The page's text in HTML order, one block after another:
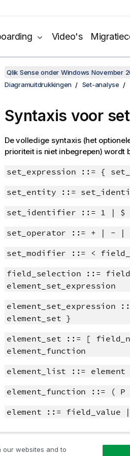
Video's
Qlik Sense onder Windows November
Diagramuitdrukkingen
Set-analyse
Syntaxis voor
De volledige syntaxis (het
prioriteit is niet inbegrepen) wordt
set_expression ::= {
set_entity ::=
set_identifier ::= 1 | $ |
set_operator ::= + | -
set_modifier ::= <
field_selection ::=
element_set_expression
element_set }
element_set ::= [
element_function
element_list ::=
element_function ::= (
element ::= field_value |
Meer informatie
our websites and to